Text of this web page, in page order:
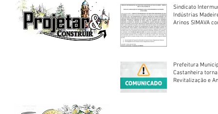
Sindicato
Indústrias
Arinos SIMAVA convoca à
Prefeitura
Castanheira
Revitalização e